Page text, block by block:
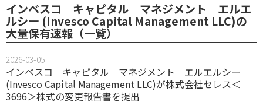
インベスコ キャピタル マネジメント エルエ
ルシー (Invesco Capital Management LLC)の
大量保有速報（一覧）
2026-03-05
インベスコ キャピタル マネジメント エルエルシー
(Invesco Capital Management LLC)が株式会社セレス＜
3696＞株式の変更報告書を提出